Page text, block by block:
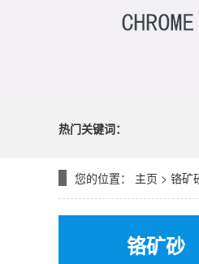
热门关键词：
您的位置： 主页 > 铬矿
铬矿砂